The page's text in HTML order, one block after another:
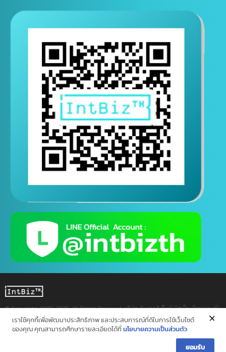
E-mail
ติดต่อสอบถามทางไลน์
( ติดต่อสอบถามได้ตอลอด 24 ชั่วโมง )